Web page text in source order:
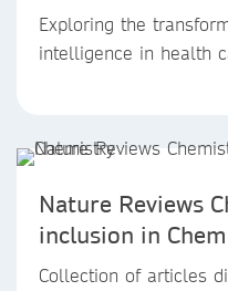
Exploring the
intelligence in health
Nature Reviews
inclusion in
Collection of articles